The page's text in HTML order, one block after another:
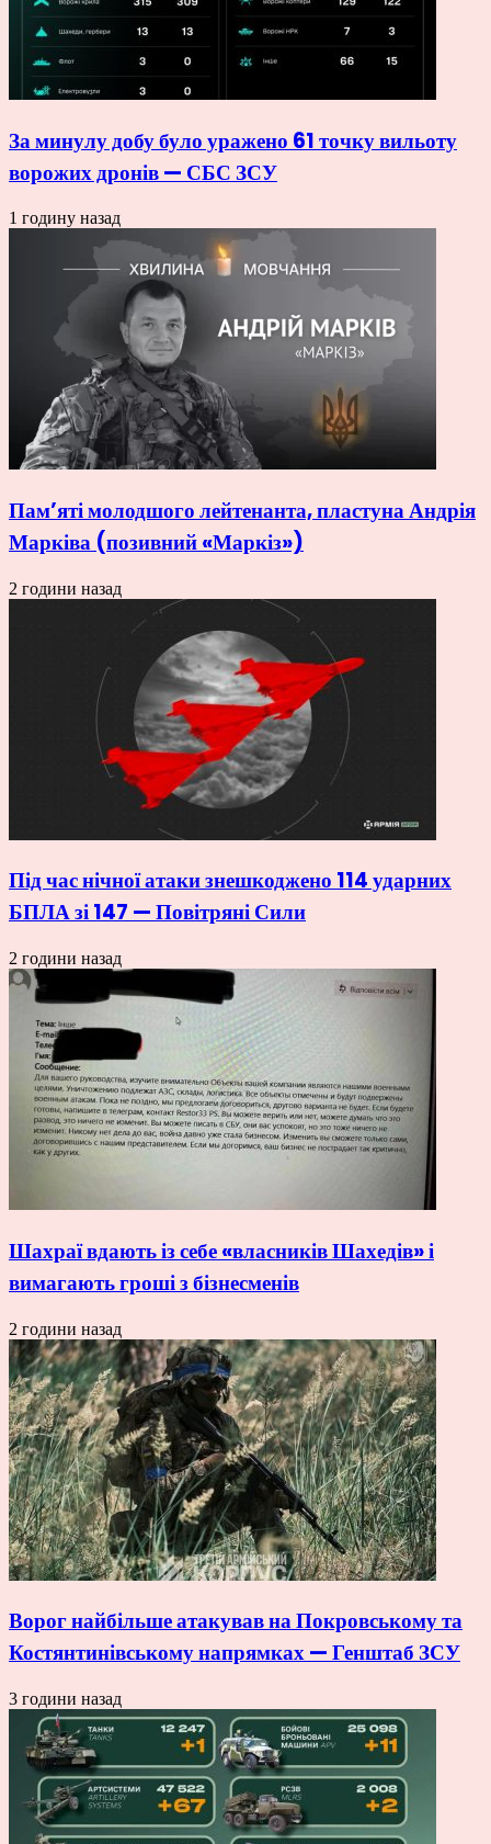
За минулу добу було уражено 61 точку вильоту
ворожих дронів — СБС ЗСУ
1 годину назад
Пам’яті молодшого лейтенанта, пластуна Андрія
Марківа (позивний «Маркіз»)
2 години назад
Під час нічної атаки знешкоджено 114 ударних
БПЛА зі 147 — Повітряні Сили
2 години назад
Шахраї вдають із себе «власників Шахедів» і
вимагають гроші з бізнесменів
2 години назад
Ворог найбільше атакував на Покровському та
Костянтинівському напрямках — Генштаб ЗСУ
3 години назад